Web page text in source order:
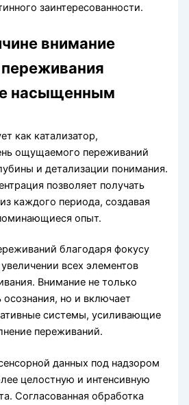
заинтересованности.
внимание
насыщенным
как катализатор,
ощущаемого переживаний
и детализации понимания.
позволяет получать
каждого периода, создавая
опыт.
благодаря фокусу
всех элементов
Внимание не только
осознания, но и включает
системы, усиливающие
переживаний.
данных под надзором
целостную и интенсивную
Согласованная обработка